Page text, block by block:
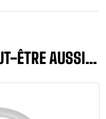
ÊTRE AUSSI…